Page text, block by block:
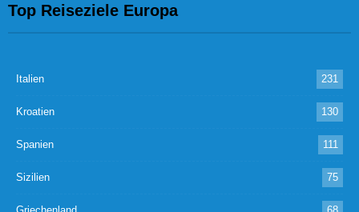
Top Reiseziele Europa
Italien 231
Kroatien 130
Spanien 111
Sizilien 75